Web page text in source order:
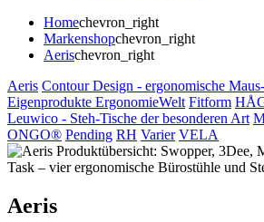
Homechevron_right
Markenshopchevron_right
Aerischevron_right
Aeris Contour Design - ergonomische
Eigenprodukte ErgonomieWelt Fitform
Leuwico - Steh-Tische der besonderen Art
ONGO® Pending RH Varier VELA
Aeris